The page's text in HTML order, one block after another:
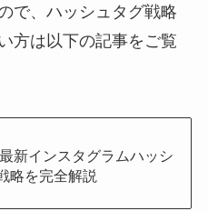
で、ハッシュタグ戦略
方は以下の記事をご覧
新インスタグラムハッシ
略を完全解説